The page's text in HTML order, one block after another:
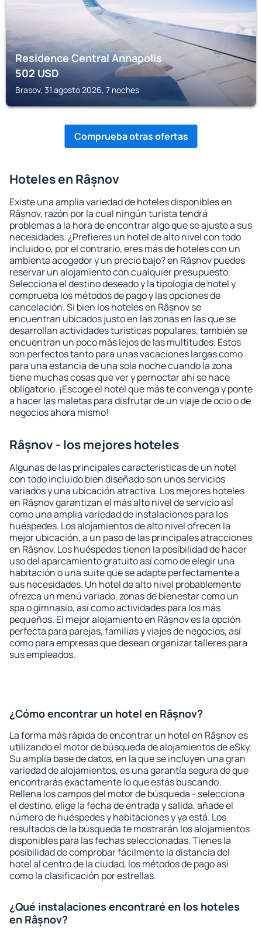
Residence Central Annapolis
502USD
Brasov, 31 agosto 2026, 7 noches
Comprueba otras ofertas
Hoteles en Râșnov
Existe una amplia variedad de hoteles disponibles en
Râșnov, razón por la cual ningún turista tendrá
problemas a la hora de encontrar algo que se ajuste a sus
necesidades. ¿Prefieres un hotel de alto nivel con todo
incluido o, por el contrario, eres más de hoteles con un
ambiente acogedor y un precio bajo? en Râșnov puedes
reservar un alojamiento con cualquier presupuesto.
Selecciona el destino deseado y la tipología de hotel y
comprueba los métodos de pago y las opciones de
cancelación. Si bien los hoteles en Râșnov se
encuentran ubicados justo en las zonas en las que se
desarrollan actividades turísticas populares, también se
encuentran un poco más lejos de las multitudes. Estos
son perfectos tanto para unas vacaciones largas como
para una estancia de una sola noche cuando la zona
tiene muchas cosas que ver y pernoctar ahí se hace
obligatorio. ¡Escoge el hotel que más te convenga y ponte
a hacer las maletas para disfrutar de un viaje de ocio o de
negocios ahora mismo!
Râșnov - los mejores hoteles
Algunas de las principales características de un hotel
con todo incluido bien diseñado son unos servicios
variados y una ubicación atractiva. Los mejores hoteles
en Râșnov garantizan el más alto nivel de servicio así
como una amplia variedad de instalaciones para los
huéspedes. Los alojamientos de alto nivel ofrecen la
mejor ubicación, a un paso de las principales atracciones
en Râșnov. Los huéspedes tienen la posibilidad de hacer
uso del aparcamiento gratuito así como de elegir una
habitación o una suite que se adapte perfectamente a
sus necesidades. Un hotel de alto nivel probablemente
ofrezca un menú variado, zonas de bienestar como un
spa o gimnasio, así como actividades para los más
pequeños. El mejor alojamiento en Râșnov es la opción
perfecta para parejas, familias y viajes de negocios, así
como para empresas que desean organizar talleres para
sus empleados.
¿Cómo encontrar un hotel en Râșnov?
La forma más rápida de encontrar un hotel en Râșnov es
utilizando el motor de búsqueda de alojamientos de eSky.
Su amplia base de datos, en la que se incluyen una gran
variedad de alojamientos, es una garantía segura de que
encontrarás exactamente lo que estás buscando.
Rellena los campos del motor de búsqueda - selecciona
el destino, elige la fecha de entrada y salida, añade el
número de huéspedes y habitaciones y ya está. Los
resultados de la búsqueda te mostrarán los alojamientos
disponibles para las fechas seleccionadas. Tienes la
posibilidad de comprobar fácilmente la distancia del
hotel al centro de la ciudad, los métodos de pago así
como la clasificación por estrellas.
¿Qué instalaciones encontraré en los hoteles
en Râșnov?